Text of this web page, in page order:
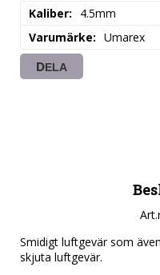
Kaliber
4.5mm
Varumärke
Umarex
DELA
Smidigt luftgevär som
skjuta luftgevär.